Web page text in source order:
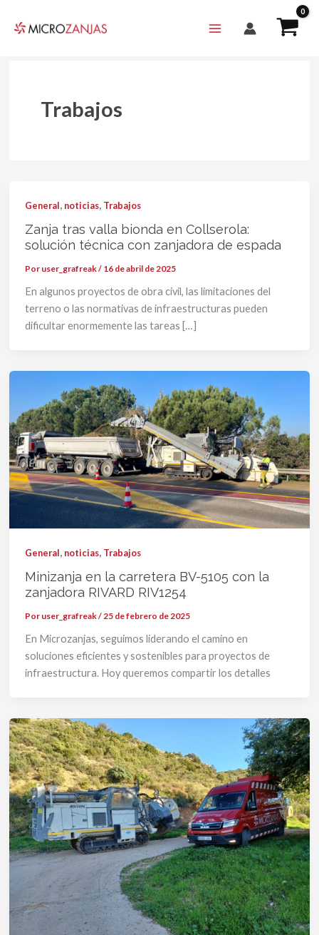
Trabajos
General, noticias, Trabajos
Zanja tras valla bionda en Collserola:
solución técnica con zanjadora de espada
Por user_grafreak/ 16 de abril de 2025
En algunos proyectos de obra civil, las limitaciones del
terreno o las normativas de infraestructuras pueden
dificultar enormemente las tareas […]
General, noticias, Trabajos
Minizanja en la carretera BV-5105 con la
zanjadora RIVARD RIV1254
Por user_grafreak/25 de febrero de 2025
En Microzanjas, seguimos liderando el camino en
soluciones eficientes y sostenibles para proyectos de
infraestructura. Hoy queremos compartir los detalles